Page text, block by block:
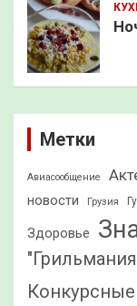
Метки
Авиасообщение
новости
Грузия
Здоровье